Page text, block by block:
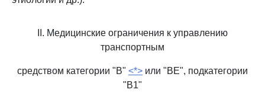
II. Медицинские ограничения к управлению
транспортным
средством категории "B" <*> или "BE", подкатегории
"B1"